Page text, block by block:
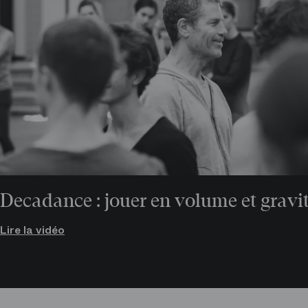
Nicolas Paul
Danseurs
Grégory Dominiak
Danseurs
Danseurs
Danseurs
Decadance : jouer en volume et
Lire la vidéo